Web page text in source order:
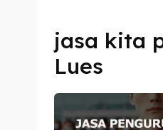
jasa kita
Lues